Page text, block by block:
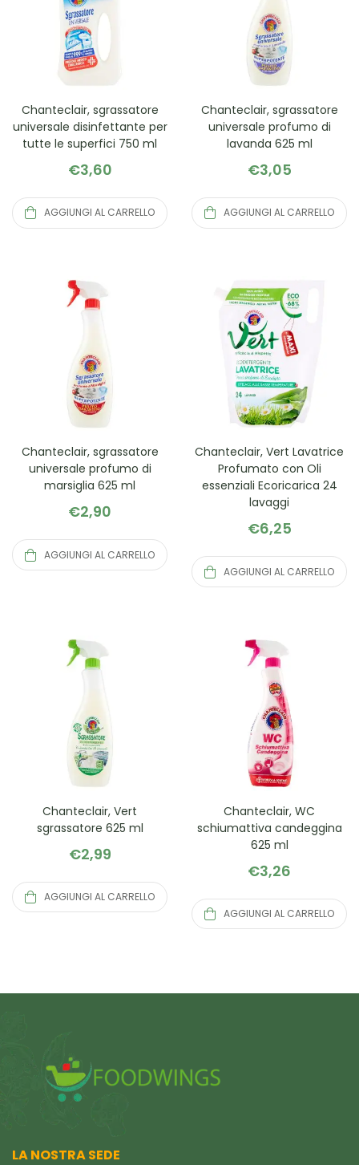
Chanteclair, sgrassatore
universale disinfettante per
tutte le superfici 750 ml
€3,60
AGGIUNGI AL CARRELLO
Chanteclair, sgrassatore
universale profumo di
lavanda 625 ml
€3,05
AGGIUNGI AL CARRELLO
Chanteclair, sgrassatore
universale profumo di
marsiglia 625 ml
€2,90
AGGIUNGI AL CARRELLO
Chanteclair, Vert Lavatrice
Profumato con Oli
essenziali Ecoricarica 24
lavaggi
€6,25
AGGIUNGI AL CARRELLO
Chanteclair, Vert
sgrassatore 625 ml
€2,99
AGGIUNGI AL CARRELLO
Chanteclair, WC
schiumattiva candeggina
625 ml
€3,26
AGGIUNGI AL CARRELLO
LA NOSTRA SEDE